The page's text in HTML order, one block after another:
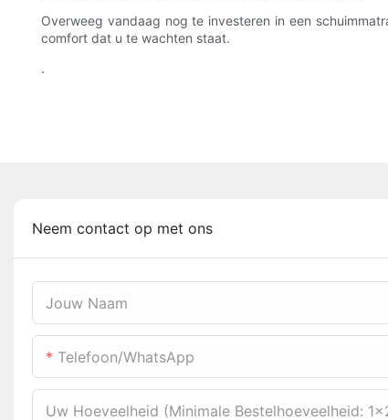
Overweeg vandaag nog te investeren in een
comfort dat u te wachten staat.
.
Neem contact op met ons
Jouw Naam
Telefoon/WhatsApp
Uw Hoeveelheid (minimale Bestelhoeveelheid: